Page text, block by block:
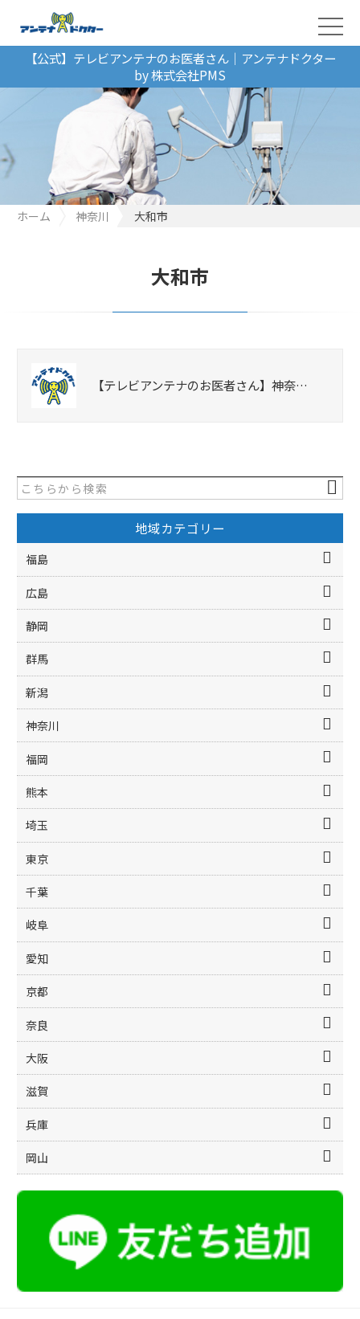
【公式】テレビアンテナのお医者さん｜アンテナドクター
by 株式会社PMS
ホーム 神奈川 大和市
大和市
【テレビアンテナのお医者さん】神奈…
地域カテゴリー
福島
広島
静岡
群馬
新潟
神奈川
福岡
熊本
埼玉
東京
千葉
岐阜
愛知
京都
奈良
大阪
滋賀
兵庫
岡山